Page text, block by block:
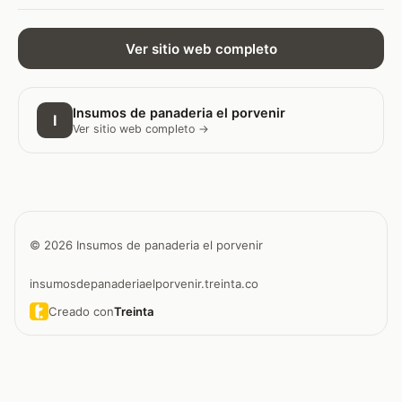
Ver sitio web completo
I Insumos de panaderia el porvenir
Ver sitio web completo →
© 2026 Insumos de panaderia el porvenir
insumosdepanaderiaelporvenir.treinta.co
Creado conTreinta